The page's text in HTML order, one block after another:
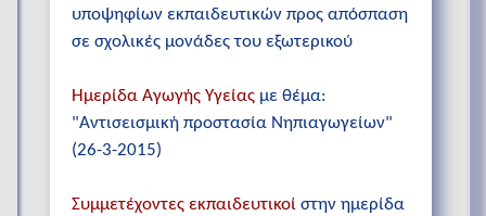
υποψηφίων εκπαιδευτικών προς απόσπαση
σε σχολικές μονάδες του εξωτερικού
Ημερίδα Αγωγής Υγείας με θέμα:
"Αντισεισμική προστασία Νηπιαγωγείων"
(26-3-2015)
Συμμετέχοντες εκπαιδευτικοί στην ημερίδα